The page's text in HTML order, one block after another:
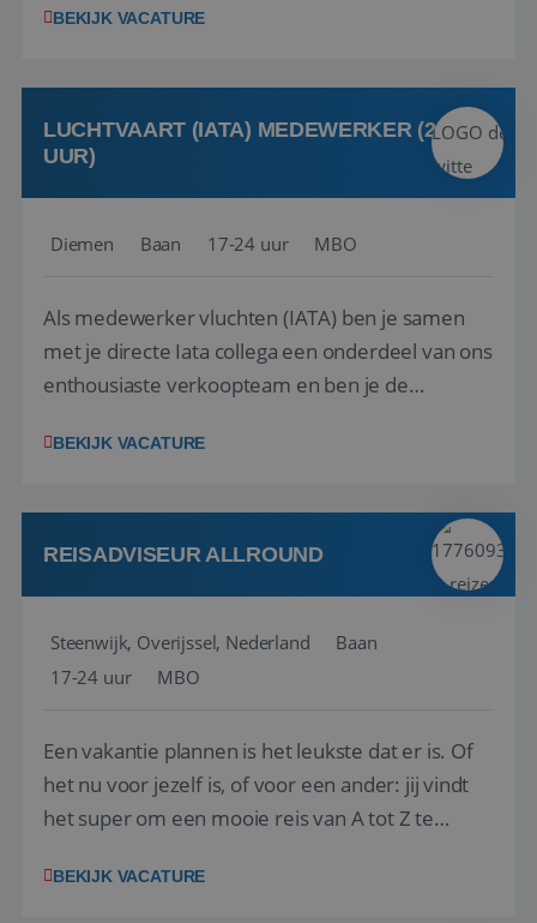
het samenstellen en boeken van de perfecte
deze onderdelen zijn nu samen gevoegd...
BEKIJK VACATURE
LUCHTVAART (IATA) MEDEWERKER (24-32
UUR)
Diemen Baan 17-24 uur MBO
Als medewerker vluchten (IATA) ben je samen
met je directe Iata collega een onderdeel van ons
enthousiaste verkoopteam en ben je de
en tarieven waar je collega’s niet uitkomen.
kwaliteitsbewaking van alles wat met IATA te m...
BEKIJK VACATURE
REISADVISEUR ALLROUND
Steenwijk, Overijssel, Nederland
Baan
17-24 uur
MBO
Een vakantie plannen is het leukste dat er is. Of
het nu voor jezelf is, of voor een ander: jij vindt
het super om een mooie reis van A tot Z te
vakantiegangers de meest prachtige plekjes op
BEKIJK VACATURE